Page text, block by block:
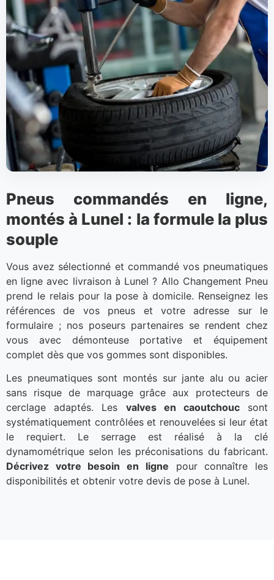
Pneus commandés en ligne,
montés à Lunel : la formule la plus
souple
Vous avez sélectionné et commandé vos pneumatiques
en ligne avec livraison à Lunel ? Allo Changement Pneu
prend le relais pour la pose à domicile. Renseignez les
références de vos pneus et votre adresse sur le
formulaire ; nos poseurs partenaires se rendent chez
vous avec démonteuse portative et équipement
complet dès que vos gommes sont disponibles.
Les pneumatiques sont montés sur jante alu ou acier
sans risque de marquage grâce aux protecteurs de
cerclage adaptés. Les valves en caoutchoucsont
systématiquement contrôlées et renouvelées si leur état
le requiert. Le serrage est réalisé à la clé
dynamométrique selon les préconisations du fabricant.
Décrivez votre besoin en ligne pour connaître les
disponibilités et obtenir votre devis de pose à Lunel.